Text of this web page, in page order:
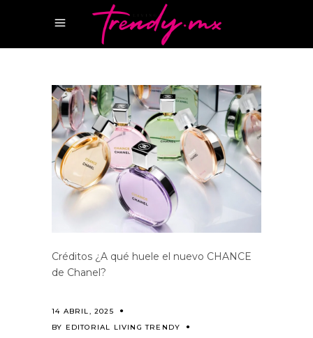
Créditos ¿A qué huele el nuevo CHANCE
de Chanel?
14 ABRIL, 2025
BY EDITORIAL LIVING TRENDY